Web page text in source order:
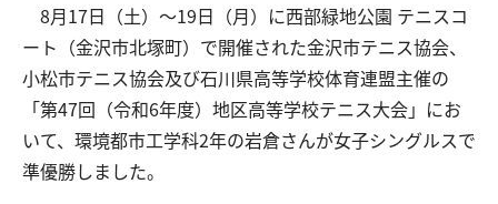
国際交流
研究・産学連携
教育・研究施設
中学生の方 在学生の方
8月17日（土）～19日（月）に西部緑地公園 テニスコ
ート（金沢市北塚町）で開催された金沢市テニス協会、
小松市テニス協会及び石川県高等学校体育連盟主催の
「第47回（令和6年度）地区高等学校テニス大会」にお
いて、環境都市工学科2年の岩倉さんが女子シングルスで
準優勝しました。